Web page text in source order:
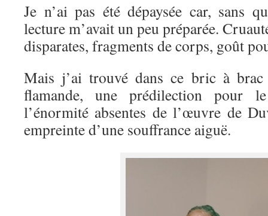
Je n’ai pas été dépaysée car, sans
lecture m’avait un peu préparée.
disparates, fragments de corps, goût
Mais j’ai trouvé dans ce bric à brac
flamande, une prédilection pour
l’énormité absentes de l’œuvre de
empreinte d’une souffrance aiguë.